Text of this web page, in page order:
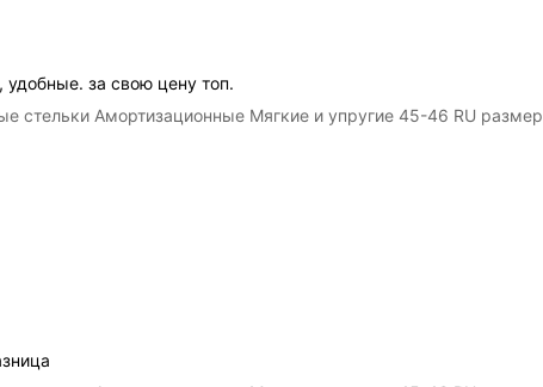
удобные. за свою цену топ.
стельки Амортизационные Мягкие и упругие 45-46 RU размер